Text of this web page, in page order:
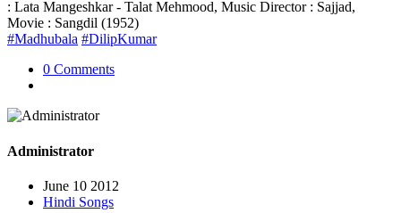
: Lata Mangeshkar - Talat Mehmood, Music Director : Sajjad,
Movie : Sangdil (1952)
#Madhubala #DilipKumar
0 Comments
Administrator
June 10 2012
Hindi Songs